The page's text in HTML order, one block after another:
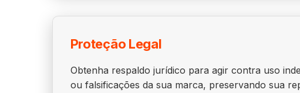
Proteção Legal
Obtenha respaldo jurídico para agir contra uso
ou falsificações da sua marca, preservando sua